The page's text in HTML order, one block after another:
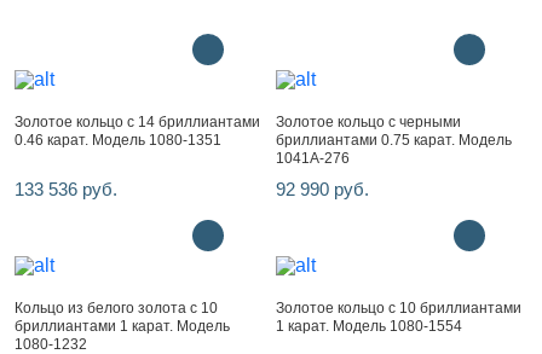
Золотое кольцо с 14 бриллиантами
0.46 карат. Модель 1080-1351
133 536 руб.
Золотое кольцо с черными
бриллиантами 0.75 карат. Модель
1041A-276
92 990 руб.
Кольцо из белого золота с 10
бриллиантами 1 карат. Модель
1080-1232
Золотое кольцо с 10 бриллиантами
1 карат. Модель 1080-1554